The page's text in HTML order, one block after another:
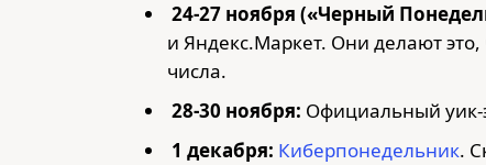
24-27 ноября («Черный
и Яндекс.Маркет. Они делают это,
числа.
28-30 ноября: Официальный уик-
1 декабря: Киберпонедельник.